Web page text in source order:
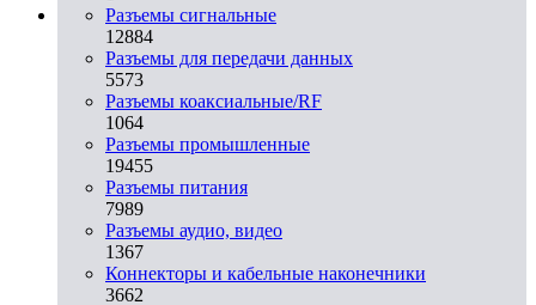
Разъeмы сигнальные
12884
Разъeмы для передачи данных
5573
Разъeмы коаксиальные/RF
1064
Разъeмы промышленные
19455
Разъeмы питания
7989
Разъeмы аудио, видео
1367
Коннекторы и кабельные наконечники
3662